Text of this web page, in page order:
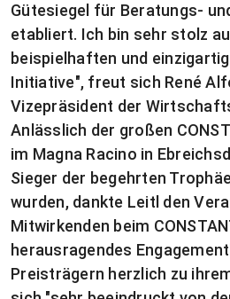
Gütesiegel für Beratungs-
etabliert. Ich bin sehr stolz
beispielhaften und
Initiative", freut sich René
Vizepräsident der
Anlässlich der großen
im Magna Racino in
Sieger der begehrten
wurden, dankte Leitl den
Mitwirkenden beim
herausragendes
Preisträgern herzlich zu